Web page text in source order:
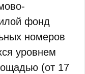
фонд
номеров
уровнем
(от 17